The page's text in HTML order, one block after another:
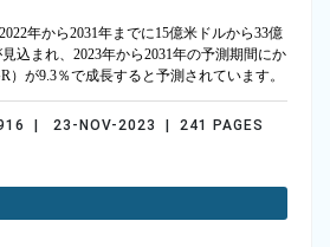
年から2031年までに15億米ドルから33億
込まれ、2023年から2031年の予測期間にか
）が9.3％で成長すると予測されています。
| 23-NOV-2023 | 241 PAGES